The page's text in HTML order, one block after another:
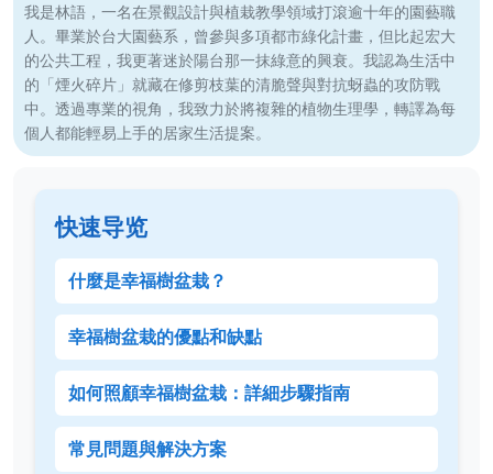
我是林語，一名在景觀設計與植栽教學領域打滾逾十年的園藝職
人。畢業於台大園藝系，曾參與多項都市綠化計畫，但比起宏大
的公共工程，我更著迷於陽台那一抹綠意的興衰。我認為生活中
的「煙火碎片」就藏在修剪枝葉的清脆聲與對抗蚜蟲的攻防戰
中。透過專業的視角，我致力於將複雜的植物生理學，轉譯為每
個人都能輕易上手的居家生活提案。
快速导览
什麼是幸福樹盆栽？
幸福樹盆栽的優點和缺點
如何照顧幸福樹盆栽：詳細步驟指南
常見問題與解決方案